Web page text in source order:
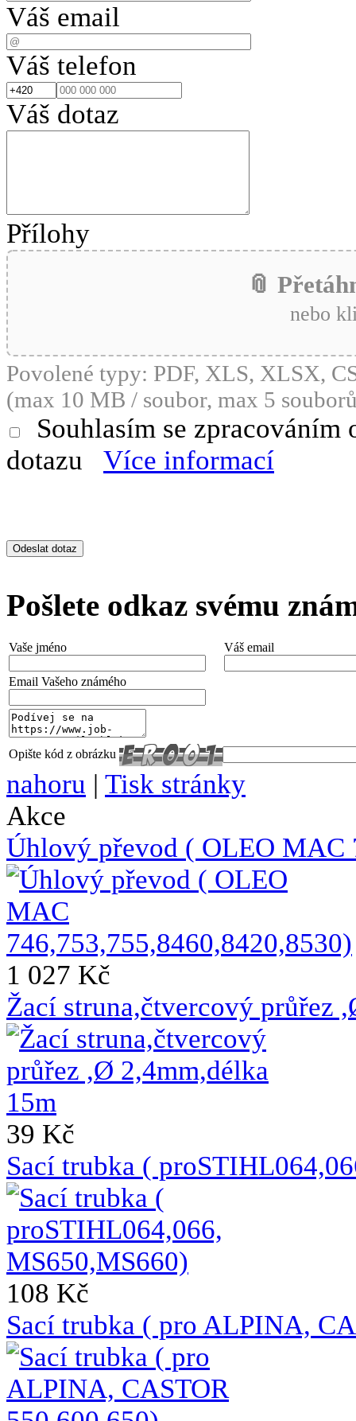
Váš email
Váš telefon
Váš dotaz
Přílohy
📎
nebo
Povolené typy: PDF, XLS, XLSX,
(max 10 MB / soubor, max 5
Souhlasím se
dotazu
Více informací
Pošlete odkaz svému
Vaše jméno Váš email
Email Vašeho známého
Opište kód z obrázku
nahoru | Tisk stránky
Akce
Úhlový převod ( OLEO MAC
1 027 Kč
Žací struna,čtvercový průřez
39 Kč
Sací trubka (
108 Kč
Sací trubka ( pro ALPINA,